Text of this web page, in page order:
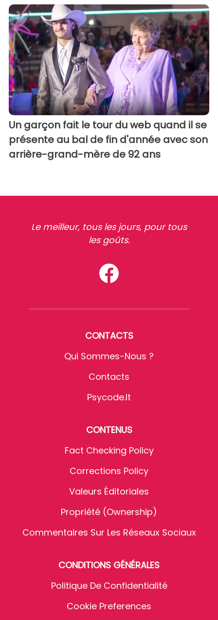
Un garçon fait le tour du web quand il se
présente au bal de fin d'année avec son
arrière-grand-mère de 92 ans
Le meilleur, tous les jours, pour tous
les goûts.
CONTACTS
Qui Sommes-Nous ?
Contacts
Psycode.it
CONTENUS
Fact Checking Policy
Corrections Policy
Valeurs Éditoriales
Propriété (Ownership)
Commentaires Sur Les Réseaux Sociaux
CONDITIONS GÉNÉRALES
Politique De Confidentialité
Cookie Preferences